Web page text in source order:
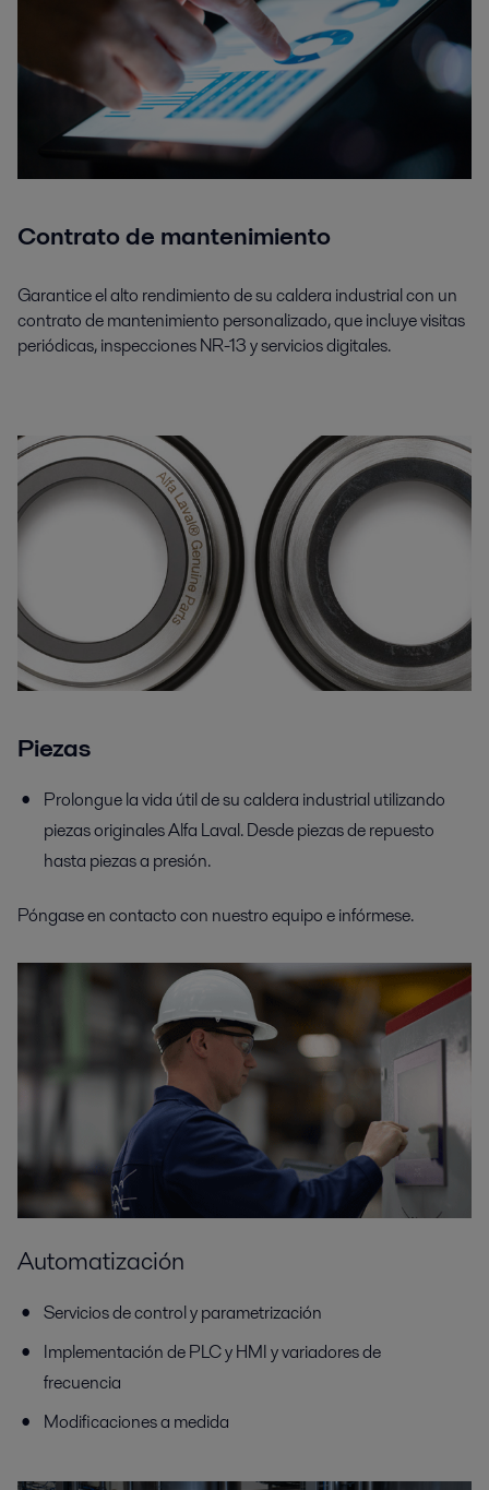
Contrato de mantenimiento
Garantice el alto rendimiento de su caldera industrial con un
contrato de mantenimiento personalizado, que incluye visitas
periódicas, inspecciones NR-13 y servicios digitales.
Piezas
Prolongue la vida útil de su caldera industrial utilizando
piezas originales Alfa Laval. Desde piezas de repuesto
hasta piezas a presión.
Póngase en contacto con nuestro equipo e infórmese.
Automatización
Servicios de control y parametrización
Implementación de PLC y HMI y variadores de
frecuencia
Modificaciones a medida